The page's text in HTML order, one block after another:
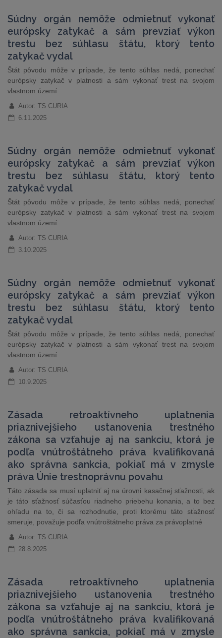
Súdny orgán nemôže odmietnuť vykonať
európsky zatykač a sám prevziať výkon
trestu bez súhlasu štátu, ktorý tento
zatykač vydal
Štát pôvodu môže v prípade, že tento súhlas nedá, ponechať
európsky zatykač v platnosti a sám vykonať trest na svojom
vlastnom území
Autor: TS CURIA
6.11.2025
Súdny orgán nemôže odmietnuť vykonať
európsky zatykač a sám prevziať výkon
trestu bez súhlasu štátu, ktorý tento
zatykač vydal
Štát pôvodu môže v prípade, že tento súhlas nedá, ponechať
európsky zatykač v platnosti a sám vykonať trest na svojom
vlastnom území.
Autor: TS CURIA
3.10.2025
Súdny orgán nemôže odmietnuť vykonať
európsky zatykač a sám prevziať výkon
trestu bez súhlasu štátu, ktorý tento
zatykač vydal
Štát pôvodu môže v prípade, že tento súhlas nedá, ponechať
európsky zatykač v platnosti a sám vykonať trest na svojom
vlastnom území
Autor: TS CURIA
10.9.2025
Zásada retroaktívneho uplatnenia
priaznivejšieho ustanovenia trestného
zákona sa vzťahuje aj na sankciu, ktorá je
podľa vnútroštátneho práva kvalifikovaná
ako správna sankcia, pokiaľ má v zmysle
práva Únie trestnoprávnu povahu
Táto zásada sa musí uplatniť aj na úrovni kasačnej sťažnosti, ak
je táto sťažnosť súčasťou riadneho priebehu konania, a to bez
ohľadu na to, či sa rozhodnutie, proti ktorému táto sťažnosť
smeruje, považuje podľa vnútroštátneho práva za právoplatné
Autor: TS CURIA
28.8.2025
Zásada retroaktívneho uplatnenia
priaznivejšieho ustanovenia trestného
zákona sa vzťahuje aj na sankciu, ktorá je
podľa vnútroštátneho práva kvalifikovaná
ako správna sankcia, pokiaľ má v zmysle